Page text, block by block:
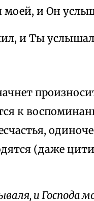
моей, и Он
и Ты
к
(даже
и Господа